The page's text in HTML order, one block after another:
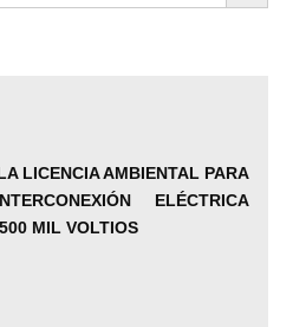
LICENCIA AMBIENTAL PARA
ELÉCTRICA
MIL VOLTIOS